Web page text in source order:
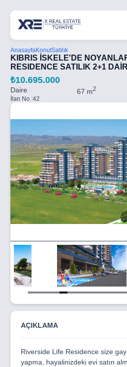
AnasayfaKonutSatılık
KIBRIS İSKELE'DE
RESIDENCE SATILIK 2+1
₺10.695.000
Daire 67 m2
İlan No :42
5
of
AÇIKLAMA
Riverside Life Residence size
yapma, hayalinizdeki evi satın